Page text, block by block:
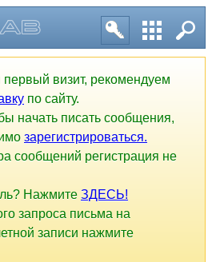
визит, рекомендуем
по сайту.
начать писать сообщения,
зарегистрироваться.
сообщений регистрация не
Нажмите ЗДЕСЬ!
запроса письма на
записи нажмите